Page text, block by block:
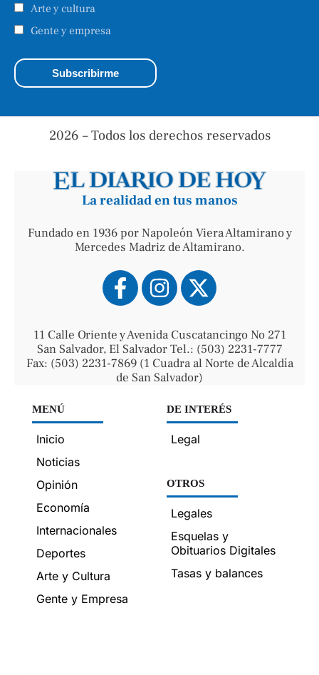
Arte y cultura
Gente y empresa
2026 – Todos los derechos reservados
La realidad en tus manos
Fundado en 1936 por Napoleón Viera Altamirano y
Mercedes Madriz de Altamirano.
11 Calle Oriente y Avenida Cuscatancingo No 271
San Salvador, El Salvador Tel.: (503) 2231-7777
Fax: (503) 2231-7869 (1 Cuadra al Norte de Alcaldía
de San Salvador)
MENÚ
Inicio
Noticias
Opinión
Economía
Internacionales
Deportes
Arte y Cultura
Gente y Empresa
DE INTERÉS
Legal
OTROS
Legales
Esquelas y
Obituarios Digitales
Tasas y balances